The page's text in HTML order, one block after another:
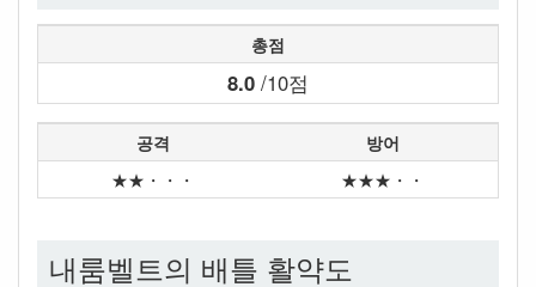
총점
8.0 /10점
공격
방어
★★・・・
★★★・・
내룸벨트의 배틀 활약도